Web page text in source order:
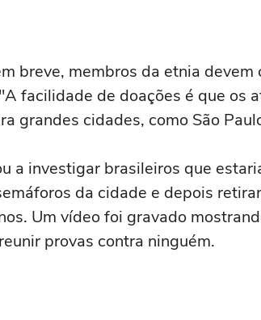
breve, membros da etnia devem
facilidade de doações é que os
grandes cidades, como São
a investigar brasileiros que
da cidade e depois
Um vídeo foi gravado
provas contra ninguém.